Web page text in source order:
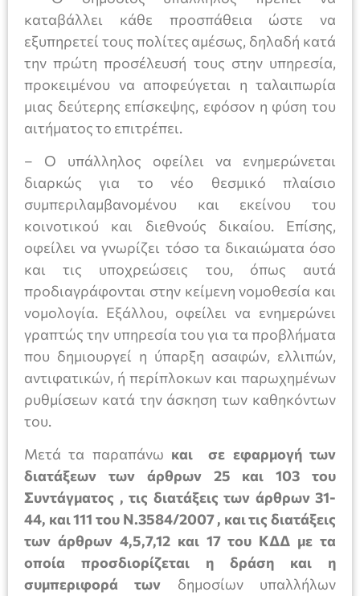
καταβάλλει κάθε προσπάθεια ώστε να
εξυπηρετεί τους πολίτες αμέσως, δηλαδή κατά
την πρώτη προσέλευσή τους στην υπηρεσία,
προκειμένου να αποφεύγεται η ταλαιπωρία
μιας δεύτερης επίσκεψης, εφόσον η φύση του
αιτήματος το επιτρέπει.
– Ο υπάλληλος οφείλει να ενημερώνεται
διαρκώς για το νέο θεσμικό πλαίσιο
συμπεριλαμβανομένου και εκείνου του
κοινοτικού και διεθνούς δικαίου. Επίσης,
οφείλει να γνωρίζει τόσο τα δικαιώματα όσο
και τις υποχρεώσεις του, όπως αυτά
προδιαγράφονται στην κείμενη νομοθεσία και
νομολογία. Εξάλλου, οφείλει να ενημερώνει
γραπτώς την υπηρεσία του για τα προβλήματα
που δημιουργεί η ύπαρξη ασαφών, ελλιπών,
αντιφατικών, ή περίπλοκων και παρωχημένων
ρυθμίσεων κατά την άσκηση των καθηκόντων
του.
Μετά τα παραπάνω και σε εφαρμογή των
διατάξεων των άρθρων 25 και 103 του
Συντάγματος , τις διατάξεις των άρθρων 31-
44, και 111 του Ν.3584/2007 , και τις διατάξεις
των άρθρων 4,5,7,12 και 17 του ΚΔΔ με τα
οποία προσδιορίζεται η δράση και η
συμπεριφορά των δημοσίων υπαλλήλων